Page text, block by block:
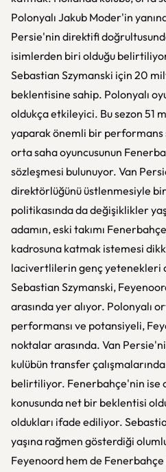
Polonyalı Jakub Moder'in
Persie'nin direktifi
isimlerden biri olduğu
Sebastian Szymanski için 20
beklentisine sahip. Polonyalı
oldukça etkileyici. Bu sezon 51
yaparak önemli bir performans
orta saha oyuncusunun
sözleşmesi bulunuyor. Van
direktörlüğünü üstlenmesiyle
politikasında da değişiklikler
adamın, eski takımı
kadrosuna katmak istemesi
lacivertlilerin genç yetenekleri
Sebastian Szymanski,
arasında yer alıyor. Polonyalı
performansı ve potansiyeli,
noktalar arasında. Van
kulübün transfer çalışmalarında
belirtiliyor. Fenerbahçe'nin ise
konusunda net bir beklentisi
oldukları ifade ediliyor.
yaşına rağmen gösterdiği
Feyenoord hem de